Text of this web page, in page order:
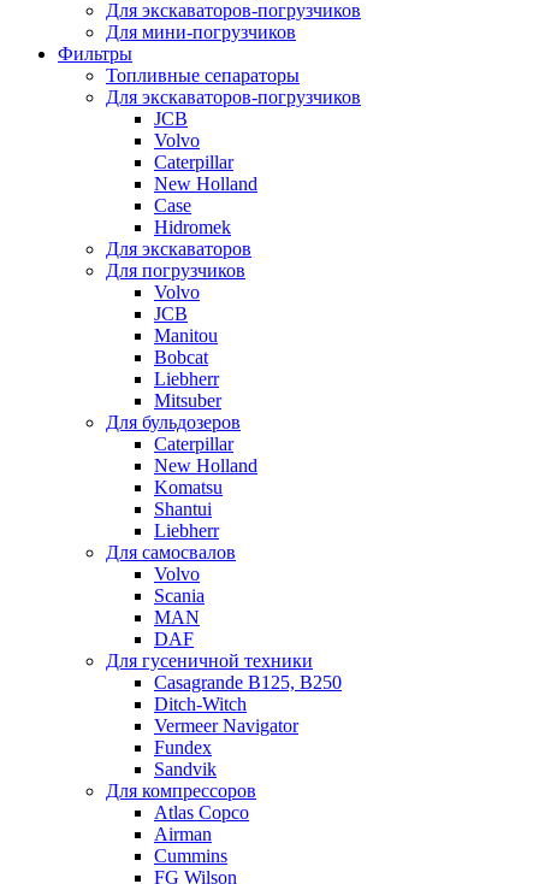
Для экскаваторов-погрузчиков
Для мини-погрузчиков
Фильтры
Топливные сепараторы
Для экскаваторов-погрузчиков
JCB
Volvo
Caterpillar
New Holland
Case
Hidromek
Для экскаваторов
Для погрузчиков
Volvo
JCB
Manitou
Bobcat
Liebherr
Mitsuber
Для бульдозеров
Caterpillar
New Holland
Komatsu
Shantui
Liebherr
Для самосвалов
Volvo
Scania
MAN
DAF
Для гусеничной техники
Casagrande B125, B250
Ditch-Witch
Vermeer Navigator
Fundex
Sandvik
Для компрессоров
Atlas Copco
Airman
Cummins
FG Wilson